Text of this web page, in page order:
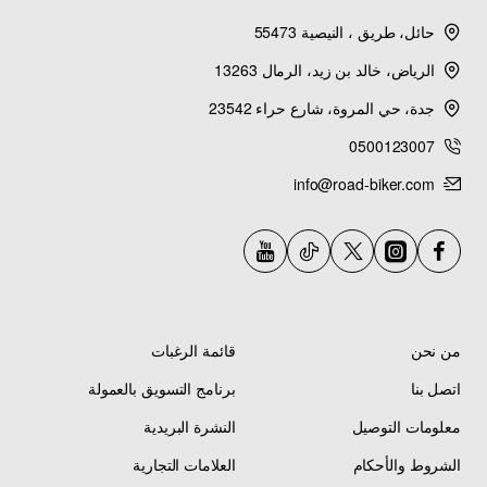
2009 GRIZZLY 550 FI EPS 4WD SPECIAL EDITION
2010 GRIZZLY 550 FI 4WD (YFM5FGZGR) - Valve
2010 GRIZZLY 550 FI 4WD HUNTER (YFM5FGHZ) - Valve
2010 GRIZZLY 550 FI EPS 4WD (YFM5FGPZL) - Valve
2010 GRIZZLY 550 FI EPS 4WD HUNTER (YFM5FGPHZ) - Valve
2011 GRIZZLY 550 4WD (YFM5FGAGR) - Valve
حائل، طريق ، النيصية 55473
الرياض، خالد بن زيد، الرمال 13263
جدة، حي المروة، شارع حراء 23542
0500123007
info@road-biker.com
من نحن
اتصل بنا
معلومات التوصيل
الشروط والأحكام
قائمة الرغبات
برنامج التسويق بالعمولة
النشرة البريدية
العلامات التجارية